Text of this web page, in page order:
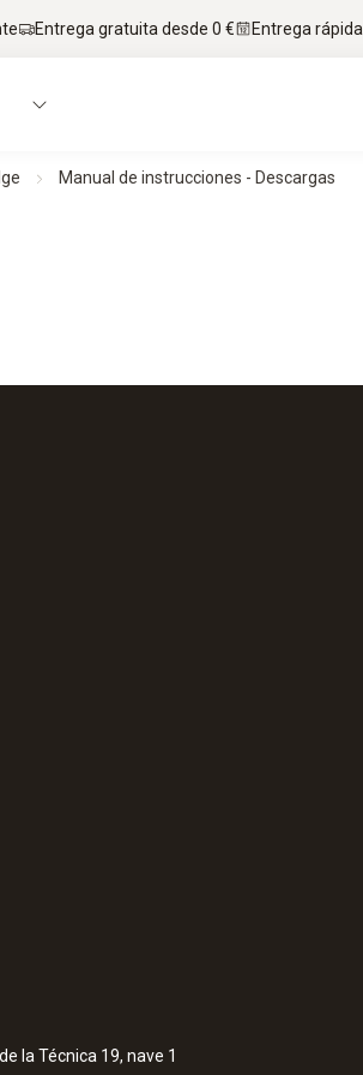
Entrega gratuita desde 0 € Entrega rápida
Manual de instrucciones - Descargas
la Técnica 19, nave 1